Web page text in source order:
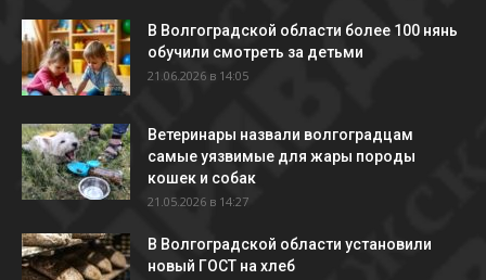
В Волгоградской области более 100 нянь
обучили смотреть за детьми
21.06.2026 в 14:05
Ветеринары назвали волгоградцам
самые уязвимые для жары породы
кошек и собак
21.05.2026 в 14:27
В Волгоградской области установили
новый ГОСТ на хлеб